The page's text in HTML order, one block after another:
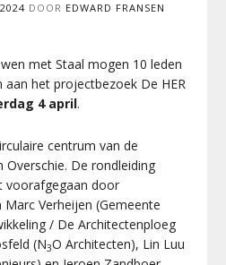
DOOR EDWARD FRANSEN
met Staal mogen 10 leden
aan het projectbezoek De HER
4 april.
centrum van de
De rondleiding
voorafgegaan door
Verheijen (Gemeente
/ De Architectenploeg
(N3O Architecten), Lin Luu